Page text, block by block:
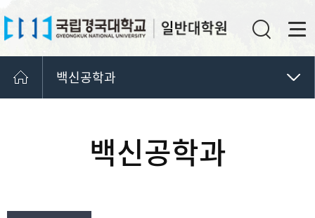
교과과정
백신공학과
바이오ICT융합공학과
지식재산융합학과
백신공학과